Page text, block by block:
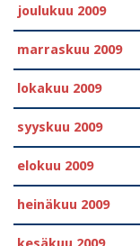
joulukuu 2009
marraskuu 2009
lokakuu 2009
syyskuu 2009
elokuu 2009
heinäkuu 2009